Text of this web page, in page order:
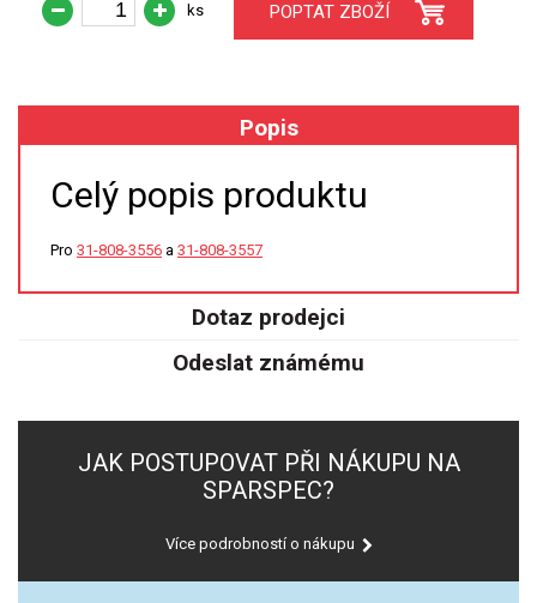
FÓLIE XRF
TAVENÍ
STANDARDNÍ ROZTOKY A RM
VÝBOJKY PRO UV/VIS
SPEKTROFOTOMETRY
ks POPTAT ZBOŽÍ
Popis
Celý popis produktu
Pro 31-808-3556 a 31-808-3557
Dotaz prodejci
Odeslat známému
JAK POSTUPOVAT PŘI NÁKUPU NA
SPARSPEC?
Více podrobností o nákupu